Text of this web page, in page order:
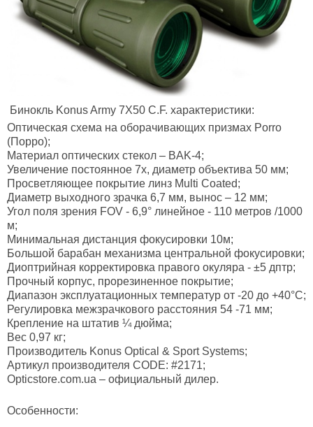
Бинокль Konus Army 7X50 C.F. характеристики:
Оптическая схема на оборачивающих призмах Porro
(Порро);
Материал оптических стекол – BАK-4;
Увеличение постоянное 7х, диаметр объектива 50 мм;
Просветляющее покрытие линз Multi Coated;
Диаметр выходного зрачка 6,7 мм, вынос – 12 мм;
Угол поля зрения FOV - 6,9° линейное - 110 метров /1000
м;
Минимальная дистанция фокусировки 10м;
Большой барабан механизма центральной фокусировки;
Диоптрийная корректировка правого окуляра - ±5 дптр;
Прочный корпус, прорезиненное покрытие;
Диапазон эксплуатационных температур от -20 до +40°C;
Регулировка межзрачкового расстояния 54 -71 мм;
Крепление на штатив ¼ дюйма;
Вес 0,97 кг;
Производитель Konus Optical & Sport Systems;
Артикул производителя CODE: #2171;
Opticstore.com.ua – официальный дилер.
Особенности: